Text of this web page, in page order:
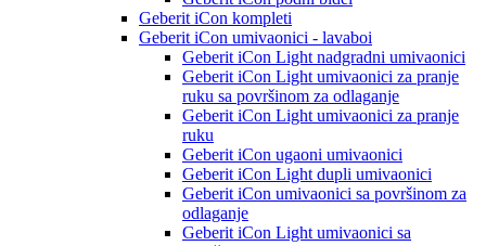
Geberit iCon kompleti
Geberit iCon umivaonici - lavaboi
Geberit iCon Light nadgradni umivaonici
Geberit iCon Light umivaonici za pranje
ruku sa površinom za odlaganje
Geberit iCon Light umivaonici za pranje
ruku
Geberit iCon ugaoni umivaonici
Geberit iCon Light dupli umivaonici
Geberit iCon umivaonici sa površinom za
odlaganje
Geberit iCon Light umivaonici sa